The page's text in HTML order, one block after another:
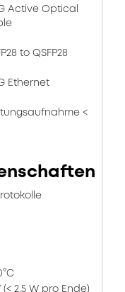
Active Optical
to QSFP28
Ethernet
<
2.5 W pro Ende)